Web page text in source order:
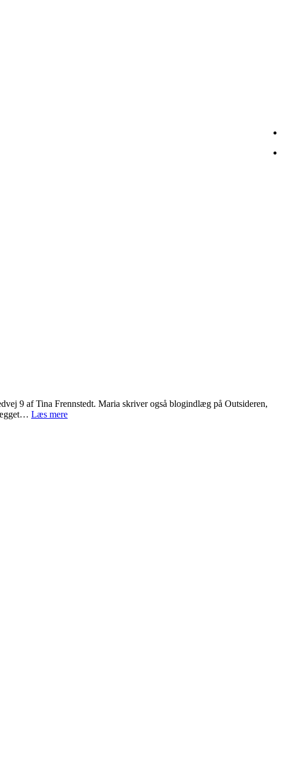
9 af Tina Frennstedt. Maria skriver også blogindlæg på Outsideren,
Læs mereGæsteblogger